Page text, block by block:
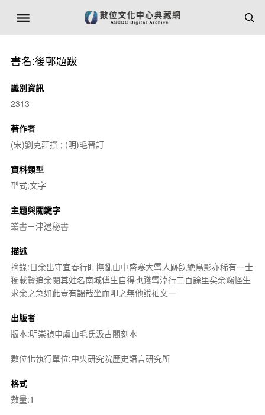
書名:後邨題跋
識別資訊
2313
著作者
(宋)劉克莊撰 ; (明)毛晉訂
資料類型
型式:文字
主題與關鍵字
叢書－津逮秘書
描述
摘錄:日余出守宜春行盱撫亂山中盛寒大雪人跡旣絶鳥影亦稀有一士
獨載贄追余閱其姓名南城傅生自得也踐雪淖行二百餘里矣余竊怪生
求余之急如此豈有謁哉坐而叩之無他說袖文一
出版者
版本:明崇禎申虞山毛氏汲古閣刻本
數位化執行單位:中央研究院歷史語言研究所
格式
數量:1